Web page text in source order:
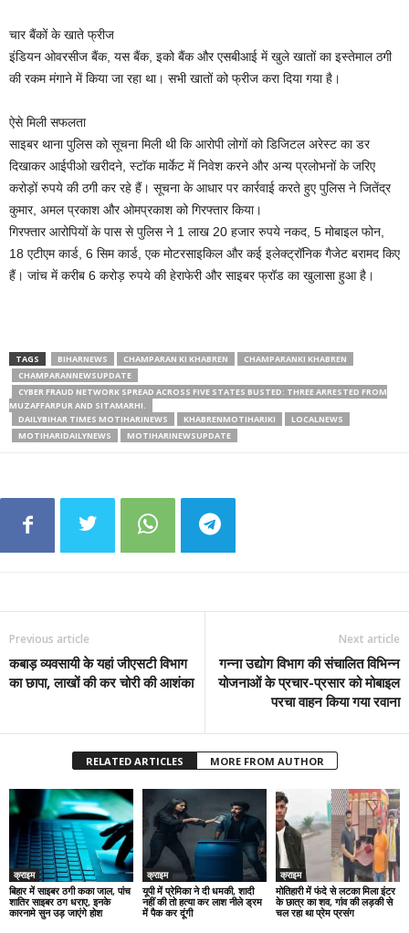
चार बैंकों के खाते फ्रीज
इंडियन ओवरसीज बैंक, यस बैंक, इको बैंक और एसबीआई में खुले खातों का इस्तेमाल ठगी
की रकम मंगाने में किया जा रहा था। सभी खातों को फ्रीज करा दिया गया है।
ऐसे मिली सफलता
साइबर थाना पुलिस को सूचना मिली थी कि आरोपी लोगों को डिजिटल अरेस्ट का डर
दिखाकर आईपीओ खरीदने, स्टॉक मार्केट में निवेश करने और अन्य प्रलोभनों के जरिए
करोड़ों रुपये की ठगी कर रहे हैं। सूचना के आधार पर कार्रवाई करते हुए पुलिस ने जितेंद्र
कुमार, अमल प्रकाश और ओमप्रकाश को गिरफ्तार किया।
गिरफ्तार आरोपियों के पास से पुलिस ने 1 लाख 20 हजार रुपये नकद, 5 मोबाइल फोन,
18 एटीएम कार्ड, 6 सिम कार्ड, एक मोटरसाइकिल और कई इलेक्ट्रॉनिक गैजेट बरामद किए
हैं। जांच में करीब 6 करोड़ रुपये की हेराफेरी और साइबर फ्रॉड का खुलासा हुआ है।
TAGS BIHARNEWS CHAMPARAN KI KHABREN
CHAMPARANKI KHABREN
CHAMPARANNEWSUPDATE
CYBER ​​FRAUD NETWORK SPREAD ACROSS FIVE STATES BUSTED: THREE ARRESTED FROM
MUZAFFARPUR AND SITAMARHI.
DAILYBIHAR TIMES MOTIHARINEWS
KHABRENMOTIHARIKI
LOCALNEWS
MOTIHARIDAILYNEWS
MOTIHARINEWSUPDATE
Previous article
कबाड़ व्यवसायी के यहां जीएसटी विभाग
का छापा, लाखों की कर चोरी की आशंका
Next article
गन्ना उद्योग विभाग की संचालित विभिन्न
योजनाओं के प्रचार-प्रसार को मोबाइल
परचा वाहन किया गया रवाना
RELATED ARTICLES MORE FROM AUTHOR
क्राइम
बिहार में साइबर ठगी कका जाल, पांच
शातिर साइबर ठग धराए, इनके
कारनामे सुन उड़ जाएंगे होश
क्राइम
यूपी में प्रेमिका ने दी धमकी, शादी
नहीं की तो हत्या कर लाश नीले ड्रम
में पैक कर दूंगी
क्राइम
मोतिहारी में फंदे से लटका मिला इंटर
के छात्र का शव, गांव की लड़की से
चल रहा था प्रेम प्रसंग